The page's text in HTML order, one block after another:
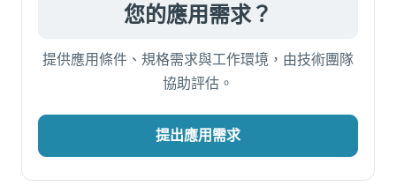
您的應用需求？
提供應用條件、規格需求與工作環境，由技術團隊
協助評估。
提出應用需求